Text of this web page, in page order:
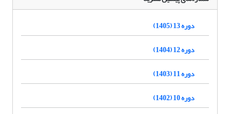
دوره 13 (1405)
دوره 12 (1404)
دوره 11 (1403)
دوره 10 (1402)